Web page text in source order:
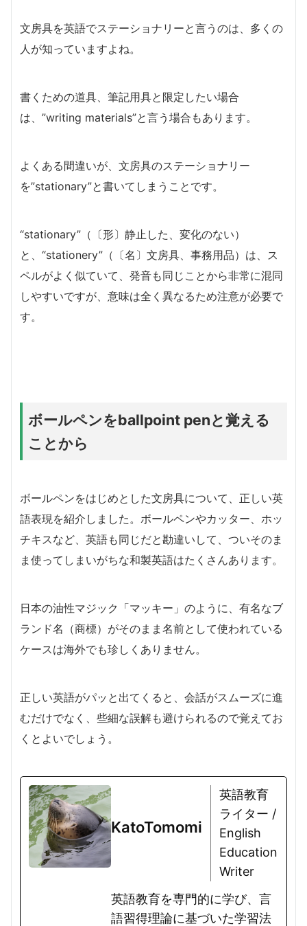
文房具を英語でステーショナリーと言うのは、多くの
人が知っていますよね。
書くための道具、筆記用具と限定したい場合
は、”writing materials”と言う場合もあります。
よくある間違いが、文房具のステーショナリー
を”stationary”と書いてしまうことです。
“stationary”（〔形〕静止した、変化のない）
と、“stationery”（〔名〕文房具、事務用品）は、ス
ペルがよく似ていて、発音も同じことから非常に混同
しやすいですが、意味は全く異なるため注意が必要で
す。
ボールペンをballpoint penと覚える
ことから
ボールペンをはじめとした文房具について、正しい英
語表現を紹介しました。ボールペンやカッター、ホッ
チキスなど、英語も同じだと勘違いして、ついそのま
ま使ってしまいがちな和製英語はたくさんあります。
日本の油性マジック「マッキー」のように、有名なブ
ランド名（商標）がそのまま名前として使われている
ケースは海外でも珍しくありません。
正しい英語がパッと出てくると、会話がスムーズに進
むだけでなく、些細な誤解も避けられるので覚えてお
くとよいでしょう。
KatoTomomi
英語教育
ライター /
English
Education
Writer
英語教育を専門的に学び、言
語習得理論に基づいた学習法